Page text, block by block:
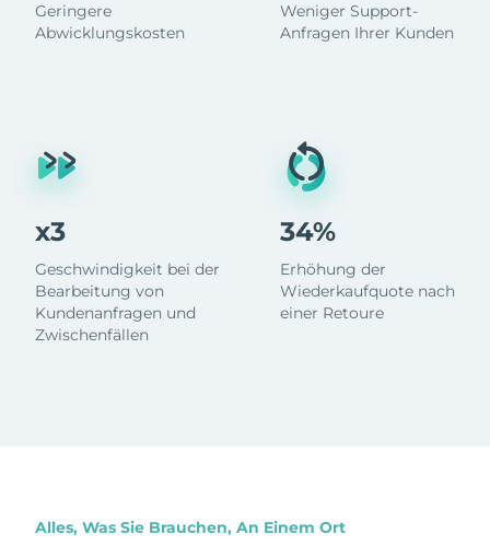
Geringere
Abwicklungskosten
x3
Geschwindigkeit bei der
Bearbeitung von
Kundenanfragen und
Zwischenfällen
Weniger Support-
Anfragen Ihrer Kunden
34%
Erhöhung der
Wiederkaufquote nach
einer Retoure
Alles, Was Sie Brauchen, An Einem Ort